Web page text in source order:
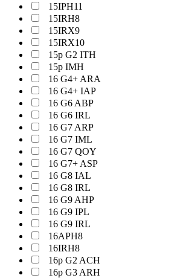
15IPH11
15IRH8
15IRX9
15IRX10
15p G2 ITH
15p IMH
16 G4+ ARA
16 G4+ IAP
16 G6 ABP
16 G6 IRL
16 G7 ARP
16 G7 IML
16 G7 QOY
16 G7+ ASP
16 G8 IAL
16 G8 IRL
16 G9 AHP
16 G9 IPL
16 G9 IRL
16APH8
16IRH8
16p G2 ACH
16p G3 ARH